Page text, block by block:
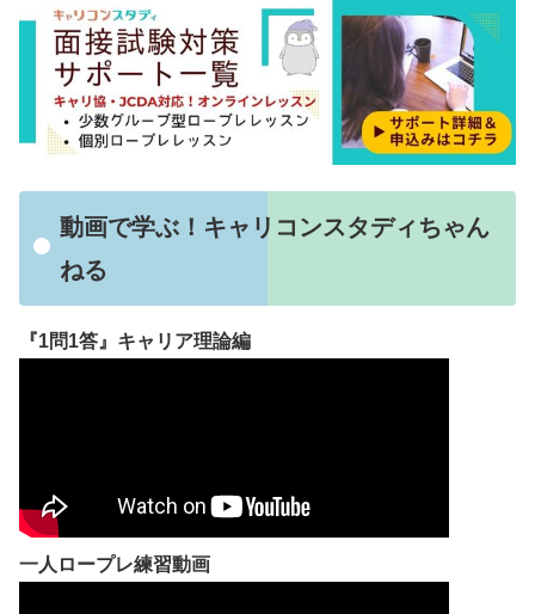
動画で学ぶ！キャリコンスタディちゃん
ねる
『1問1答』キャリア理論編
一人ロープレ練習動画